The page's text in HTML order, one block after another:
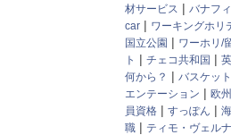
材サービス | バナフ
car | ワーキングホリ
国立公園 | ワーホリ/
ト | チェコ共和国 |
何から？ | バスケッ
エンテーション | 欧州
員資格 | すっぽん |
職 | ティモ・ヴェル